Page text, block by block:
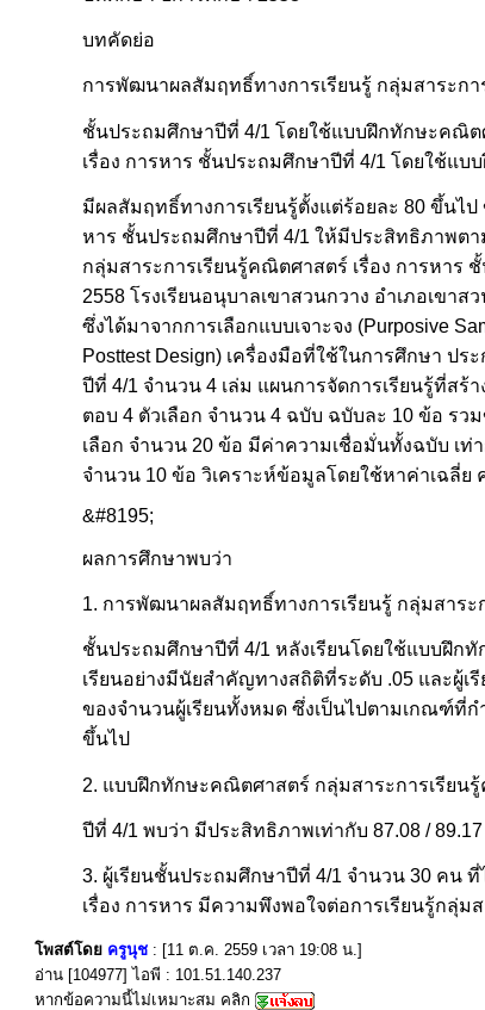
บทคัดย่อ
การพัฒนาผลสัมฤทธิ์ทางการเรียนรู้ กลุ่มสาระกา
ชั้นประถมศึกษาปีที่ 4/1 โดยใช้แบบฝึกทักษะคณิต
เรื่อง การหาร ชั้นประถมศึกษาปีที่ 4/1 โดยใช้แ
มีผลสัมฤทธิ์ทางการเรียนรู้ตั้งแต่ร้อยละ 80 ขึ้นไ
หาร ชั้นประถมศึกษาปีที่ 4/1 ให้มีประสิทธิภาพต
กลุ่มสาระการเรียนรู้คณิตศาสตร์ เรื่อง การหาร
2558 โรงเรียนอนุบาลเขาสวนกวาง อำเภอเข
ซึ่งได้มาจากการเลือกแบบเจาะจง (Purposive
Posttest Design) เครื่องมือที่ใช้ในการศึกษา ป
ปีที่ 4/1 จำนวน 4 เล่ม แผนการจัดการเรียนรู้ที่ส
ตอบ 4 ตัวเลือก จำนวน 4 ฉบับ ฉบับละ 10 ข้อ ร
เลือก จำนวน 20 ข้อ มีค่าความเชื่อมั่นทั้งฉบับ เ
จำนวน 10 ข้อ วิเคราะห์ข้อมูลโดยใช้หาค่าเฉลี่ย
&#8195;
ผลการศึกษาพบว่า
1. การพัฒนาผลสัมฤทธิ์ทางการเรียนรู้ กลุ่มสาระ
ชั้นประถมศึกษาปีที่ 4/1 หลังเรียนโดยใช้แบบฝึก
เรียนอย่างมีนัยสำคัญทางสถิติที่ระดับ .05 และผู้
ของจำนวนผู้เรียนทั้งหมด ซึ่งเป็นไปตามเกณฑ์ที่
ขึ้นไป
2. แบบฝึกทักษะคณิตศาสตร์ กลุ่มสาระการเรียน
ปีที่ 4/1 พบว่า มีประสิทธิภาพเท่ากับ 87.08 /
3. ผู้เรียนชั้นประถมศึกษาปีที่ 4/1 จำนวน 30 คน
เรื่อง การหาร มีความพึงพอใจต่อการเรียนรู้กลุ่
โพสต์โดย ครูนุช : [11 ต.ค. 2559 เวลา 19:08 น.]
อ่าน [104977] ไอพี : 101.51.140.237
หากข้อความนี้ไม่เหมาะสม คลิก